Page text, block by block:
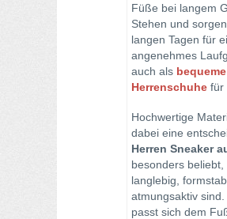
Füße bei langem
Stehen und
langen Tagen für
angenehmes
auch als bequeme
Herrenschuhe für
Hochwertige
dabei eine
Herren Sneaker
besonders beliebt,
langlebig,
atmungsaktiv
passt sich dem